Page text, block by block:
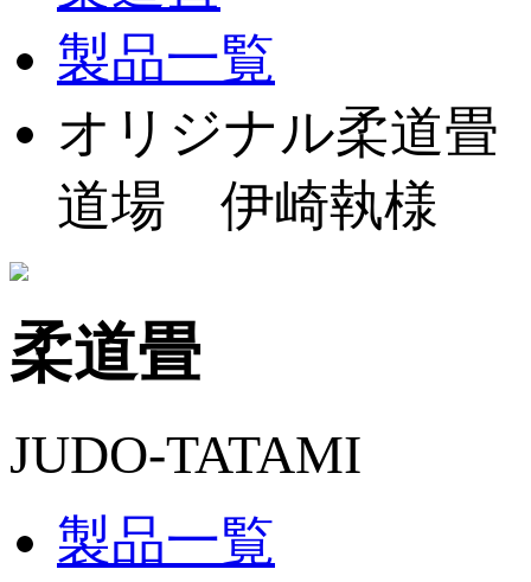
製品一覧
オリジナル柔道
道場 伊崎執様
柔道畳
JUDO-TATAMI
製品一覧